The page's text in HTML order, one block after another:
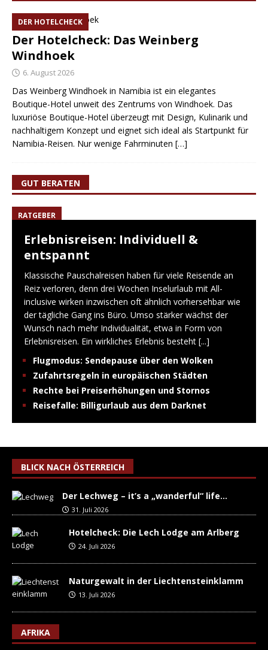
DER HOTELCHECK
Der Hotelcheck: Das Weinberg
Windhoek
6. August 2026
Das Weinberg Windhoek in Namibia ist ein elegantes
Boutique-Hotel unweit des Zentrums von Windhoek. Das
luxuriöse Boutique-Hotel überzeugt mit Design, Kulinarik und
nachhaltigem Konzept und eignet sich ideal als Startpunkt für
Namibia-Reisen. Nur wenige Fahrminuten […]
GUT BERATEN
RATGEBER
Erlebnisreisen: Individuell &
entspannt
Klassische Pauschalreisen haben für viele Reisende an
Reiz verloren, denn drei Wochen Inselurlaub mit All-
inclusive wirken inzwischen oft ähnlich vorhersehbar wie
der tägliche Gang ins Büro. Umso stärker wächst der
Wunsch nach mehr Individualität, etwa in Form von
Erlebnisreisen. Ein wirkliches Erlebnis besteht [...]
Flugmodus: Sendepause über den Wolken
Zufahrtsregeln in europäischen Städten
Rechte bei Preiserhöhungen und Stornos
Reisefalle: Billigurlaub aus dem Darknet
BLICK NACH ÖSTERREICH
Der Lechweg – it’s a „wanderful“ life…
31. Juli 2026
Hotelcheck: Die Lech Lodge am Arlberg
24. Juli 2026
Naturgewalt in der Liechtensteinklamm
13. Juli 2026
AFRIKA